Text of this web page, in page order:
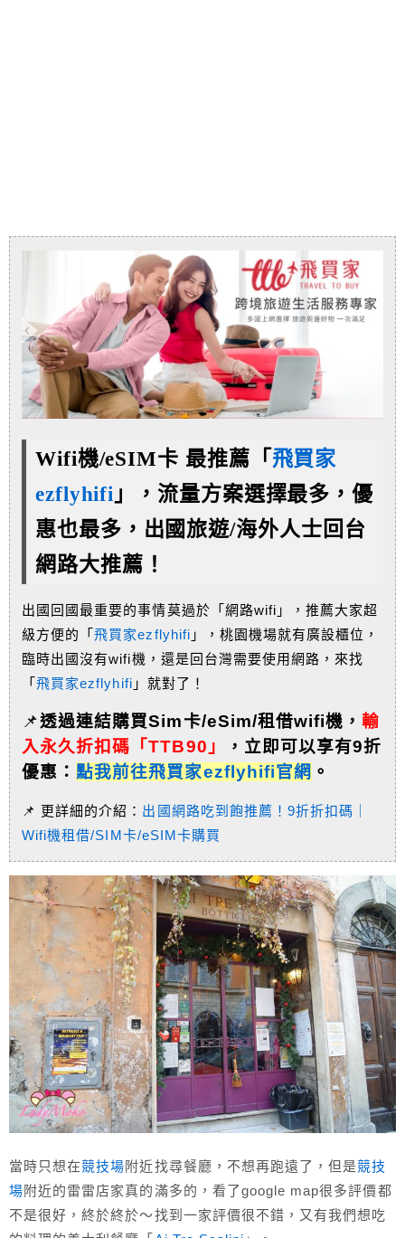
Wifi機/eSIM卡 最推薦「 飛買家
ezflyhifi 」，流量方案選擇最多，優
惠也最多， 出國旅遊/海外人士回台
網路大推薦！
出國回國最重要的事情莫過於「網路wifi」，推薦大家超
級方便的「飛買家ezflyhifi 」，桃園機場就有廣設櫃位，
臨時出國沒有wifi機，還是回台灣需要使用網路，來找
「飛買家ezflyhifi 」就對了！
📌透過連結購買Sim卡/eSim/租借wifi機，輸
入永久折扣碼「TTB90」
， 立即可以享有9折
優惠： 點我前往飛買家ezflyhifi官網 。
📌 更詳細的介紹： 出國網路吃到飽推薦！9折折扣碼｜
Wifi機租借/SIM卡/eSIM卡購買
當時只想在競技場附近找尋餐廳，不想再跑遠了，但是競技
場附近的雷雷店家真的滿多的，看了google map很多評價都
不是很好，終於終於～找到一家評價很不錯，又有我們想吃